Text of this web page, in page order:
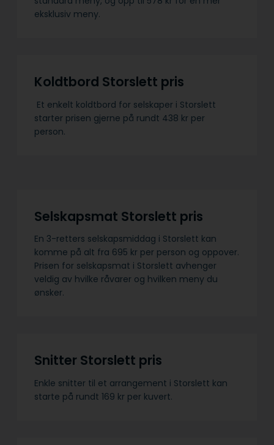
eksklusiv meny.
Koldtbord Storslett pris
Et enkelt koldtbord for selskaper i Storslett
starter prisen gjerne på rundt 438 kr per
person.
Selskapsmat Storslett pris
En 3-retters selskapsmiddag i Storslett kan
komme på alt fra 695 kr per person og oppover.
Prisen for selskapsmat i Storslett avhenger
veldig av hvilke råvarer og hvilken meny du
ønsker.
Snitter Storslett pris
Enkle snitter til et arrangement i Storslett kan
starte på rundt 169 kr per kuvert.